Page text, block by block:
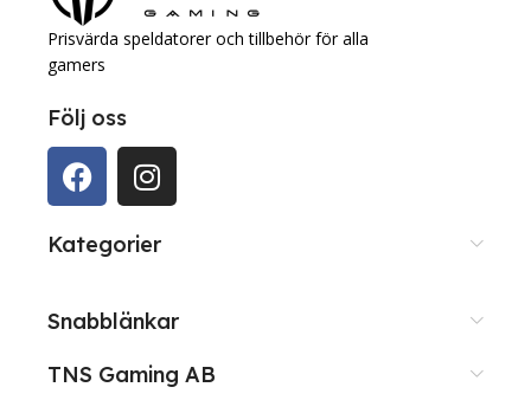
Prisvärda speldatorer och tillbehör för alla
gamers
Följ oss
Kategorier
Snabblänkar
TNS Gaming AB